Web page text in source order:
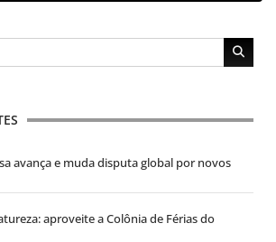
avança e muda disputa global por novos
aproveite a Colônia de Férias do